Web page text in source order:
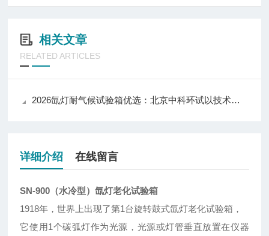
相关文章
RELATED ARTICLES
2026氙灯耐气候试验箱优选：北京中科环试以技术实力推动行业应用升级
详细介绍 在线留言
SN-900（水冷型）氙灯老化试验箱
1918年，世界上出现了第1台旋转鼓式氙灯老化试验箱，
它使用1个碳弧灯作为光源，光源或灯管垂直放置在仪器